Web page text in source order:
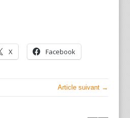
X Facebook
Article suivant →